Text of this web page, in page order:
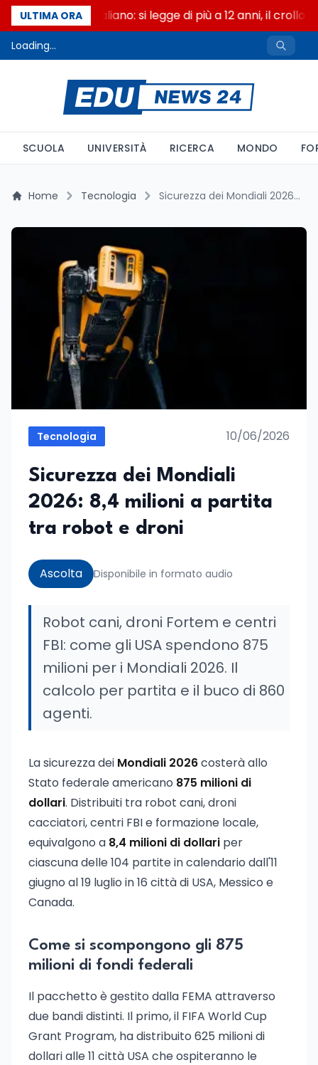
ULTIMA ORA
Il paradosso italiano: si legge di più a 12 anni, il crollo
Loading...
SCUOLA UNIVERSITÀ RICERCA MONDO
Home Tecnologia Sicurezza dei Mondiali 2026: 8,4 milioni a partita tra robot e droni
Tecnologia 10/06/2026
Sicurezza dei Mondiali
2026: 8,4 milioni a partita
tra robot e droni
Ascolta Disponibile in formato audio
Robot cani, droni Fortem e centri
FBI: come gli USA spendono 875
milioni per i Mondiali 2026. Il
calcolo per partita e il buco di 860
agenti.
La sicurezza dei Mondiali 2026costerà allo
Stato federale americano 875 milioni di
dollari. Distribuiti tra robot cani, droni
cacciatori, centri FBI e formazione locale,
equivalgono a 8,4 milioni di dollari per
ciascuna delle 104 partite in calendario dall'11
giugno al 19 luglio in 16 città di USA, Messico e
Canada.
Come si scompongono gli 875
milioni di fondi federali
Il pacchetto è gestito dalla FEMA attraverso
due bandi distinti. Il primo, il FIFA World Cup
Grant Program, ha distribuito 625 milioni di
dollari alle 11 città USA che ospiteranno le